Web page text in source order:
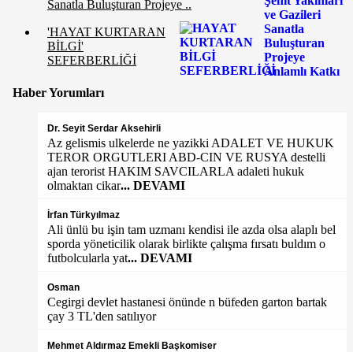
Sanatla Buluşturan Projeye ..
'HAYAT KURTARAN
BİLGİ'
SEFERBERLİĞİ
Haber Yorumları
Dr. Seyit Serdar Aksehirli
Az gelismis ulkelerde ne yazikki ADALET VE HUKUK
TEROR ORGUTLERI ABD-CIN VE RUSYA destelli
ajan terorist HAKIM SAVCILARLA adaleti hukuk
olmaktan cikar... DEVAMI
İrfan Türkyılmaz
Ali ünlü bu işin tam uzmanı kendisi ile azda olsa alaplı bel
sporda yöneticilik olarak birlikte çalışma fırsatı buldım o
futbolcularla yat... DEVAMI
Osman
Cegirgi devlet hastanesi önünde n büfeden garton bartak
çay 3 TL'den satılıyor
Mehmet Aldırmaz Emekli Başkomiser